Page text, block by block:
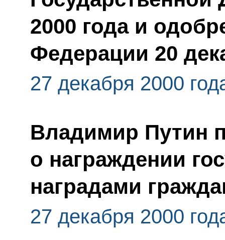
2000 года и
Федерации 20
27 декабря 2000
Владимир Путин
о награждении
наградами
27 декабря 2000